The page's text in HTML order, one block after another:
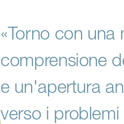
«Torno con una
comprensione
e un'apertura
verso i